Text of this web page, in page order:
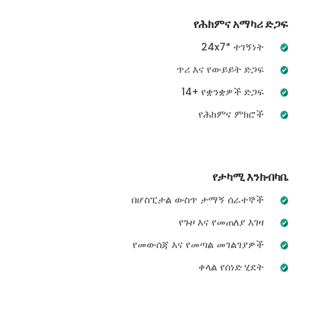
የሕክምና አማካሪ ድጋፍ
24x7* ተገኝነት
ጥሪ እና የውይይት ድጋፍ
14+ የቋንቋዎች ድጋፍ
የሕክምና ምክሮች
የታካሚ እንክብካቤ
በሆስፒታል ውስጥ ታማኝ ሰራተኞች
የጉዞ እና የመጠለያ እገዛ
የመውሰጃ እና የመጣል መገልገያዎች
ቀላል የሰነድ ሂደት